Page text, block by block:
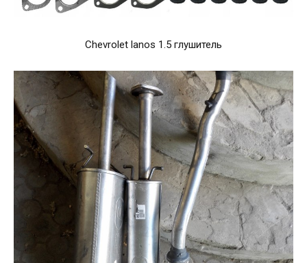
Chevrolet lanos 1.5 глушитель